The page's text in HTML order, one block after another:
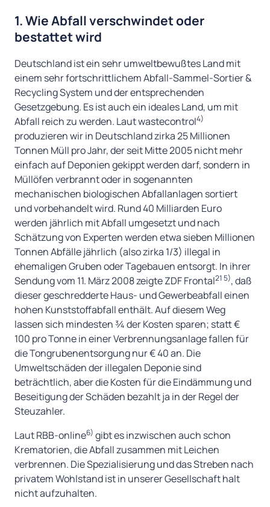
1. Wie Abfall verschwindet oder
bestattet wird
Deutschland ist ein sehr umweltbewußtes Land mit
einem sehr fortschrittlichem Abfall-Sammel-Sortier &
Recycling System und der entsprechenden
Gesetzgebung. Es ist auch ein ideales Land, um mit
Abfall reich zu werden. Laut wastecontrol4)
produzieren wir in Deutschland zirka 25 Millionen
Tonnen Müll pro Jahr, der seit Mitte 2005 nicht mehr
einfach auf Deponien gekippt werden darf, sondern in
Müllöfen verbrannt oder in sogenannten
mechanischen biologischen Abfallanlagen sortiert
und vorbehandelt wird. Rund 40 Milliarden Euro
werden jährlich mit Abfall umgesetzt und nach
Schätzung von Experten werden etwa sieben Millionen
Tonnen Abfälle jährlich (also zirka 1/3) illegal in
ehemaligen Gruben oder Tagebauen entsorgt. In ihrer
Sendung vom 11. März 2008 zeigte ZDF Frontal21 5), daß
dieser geschredderte Haus- und Gewerbeabfall einen
hohen Kunststoffabfall enthält. Auf diesem Weg
lassen sich mindesten ¾ der Kosten sparen; statt €
100 pro Tonne in einer Verbrennungsanlage fallen für
die Tongrubenentsorgung nur € 40 an. Die
Umweltschäden der illegalen Deponie sind
beträchtlich, aber die Kosten für die Eindämmung und
Beseitigung der Schäden bezahlt ja in der Regel der
Steuzahler.
Laut RBB-online6) gibt es inzwischen auch schon
Krematorien, die Abfall zusammen mit Leichen
verbrennen. Die Spezialisierung und das Streben nach
privatem Wohlstand ist in unserer Gesellschaft halt
nicht aufzuhalten.